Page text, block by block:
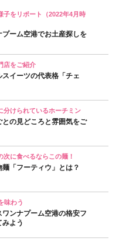
子をリポート（2022年4月時
ーム空港でお土産探しを
店をご紹介
イーツの代表格「チェ
分けられているホーチミン
の見どころと雰囲気をご
次に食べるならこの麺！
「フーティウ」とは？
味わう
ワンナプーム空港の格安フ
みよう